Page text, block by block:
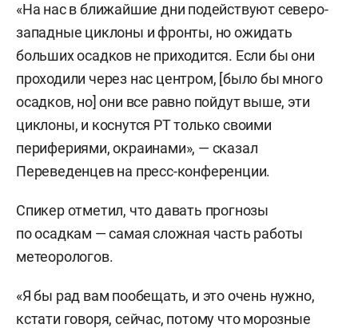
«На нас в ближайшие дни подействуют северо-
западные циклоны и фронты, но ожидать
больших осадков не приходится. Если бы они
проходили через нас центром, [было бы много
осадков, но] они все равно пойдут выше, эти
циклоны, и коснутся РТ только своими
перифериями, окраинами», — сказал
Переведенцев на пресс-конференции.
Спикер отметил, что давать прогнозы
по осадкам — самая сложная часть работы
метеорологов.
«Я бы рад вам пообещать, и это очень нужно,
кстати говоря, сейчас, потому что морозные